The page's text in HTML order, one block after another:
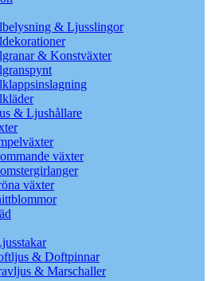
& Ljusslingor
& Konstväxter
& Ljushållare
växter
växter
& Doftpinnar
& Marschaller